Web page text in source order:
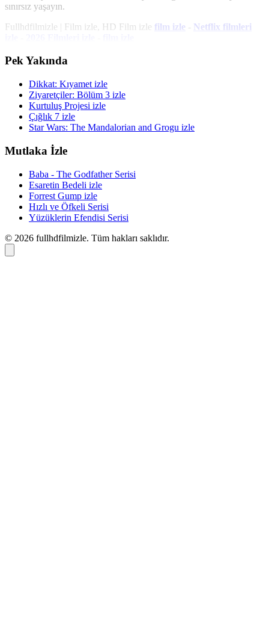
sınırsız yaşayın.
Fullhdfilmizle | Film izle, HD Film izle film izle - Netflix filmleri
Pek Yakında
Dikkat: Kıyamet izle
Ziyaretçiler: Bölüm 3 izle
Kurtuluş Projesi izle
Çığlık 7 izle
Star Wars: The Mandalorian and Grogu izle
Mutlaka İzle
Baba - The Godfather Serisi
Esaretin Bedeli izle
Forrest Gump izle
Hızlı ve Öfkeli Serisi
Yüzüklerin Efendisi Serisi
© 2026 fullhdfilmizle. Tüm hakları saklıdır.